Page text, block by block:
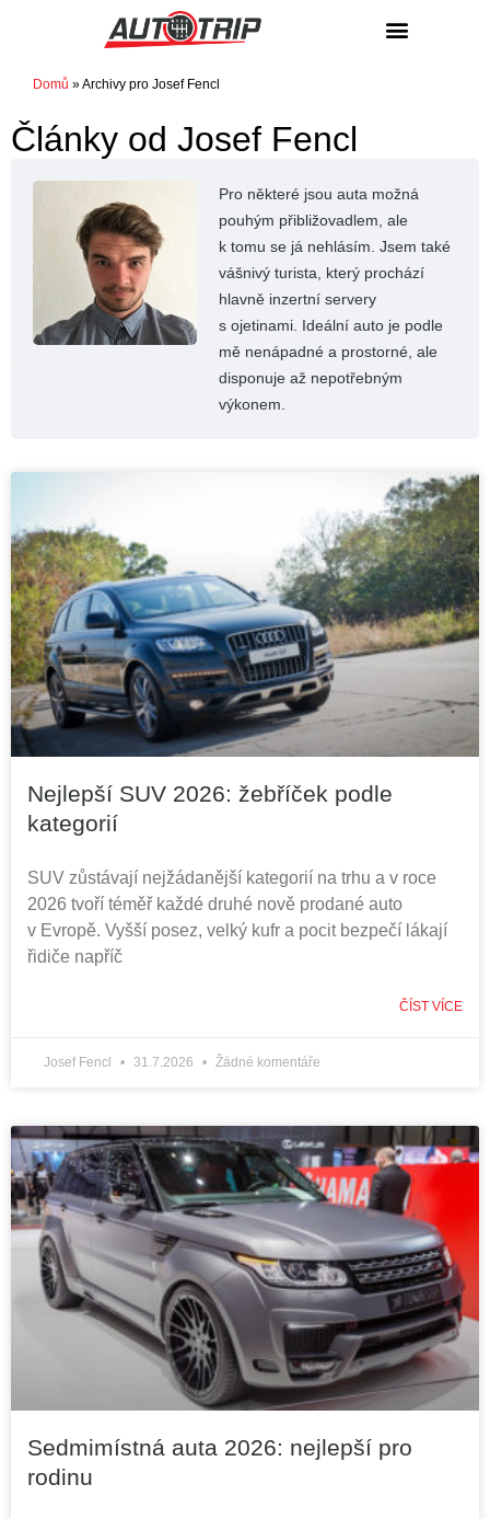
Domů »Archivy pro Josef Fencl
Články od Josef Fencl
Pro některé jsou auta možná
pouhým přibližovadlem, ale
k tomu se já nehlásím. Jsem také
vášnivý turista, který prochází
hlavně inzertní servery
s ojetinami. Ideální auto je podle
mě nenápadné a prostorné, ale
disponuje až nepotřebným
výkonem.
Nejlepší SUV 2026: žebříček podle
kategorií
SUV zůstávají nejžádanější kategorií na trhu a v roce
2026 tvoří téměř každé druhé nově prodané auto
v Evropě. Vyšší posez, velký kufr a pocit bezpečí lákají
řidiče napříč
ČÍST VÍCE
Josef Fencl 31.7.2026 Žádné komentáře
Sedmimístná auta 2026: nejlepší pro
rodinu